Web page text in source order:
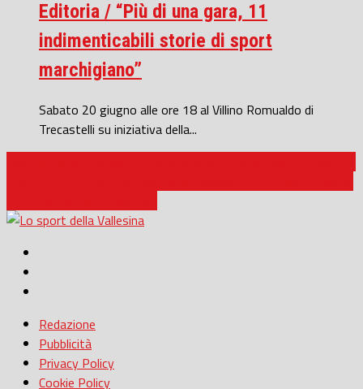
Editoria / “Più di una gara, 11
indimenticabili storie di sport
marchigiano”
Sabato 20 giugno alle ore 18 al Villino Romualdo di
Trecastelli su iniziativa della...
Redazione
Pubblicità
Privacy Policy
Cookie Policy